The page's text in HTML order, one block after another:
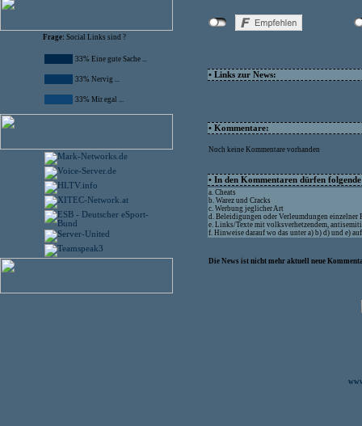
Frage: Social Links sind ?
33% Eine gute Sache ...
33% Nervig ...
33% Mir egal ...
• Links zur News:
• Kommentare:
Noch keine Kommentare vorhanden
• In den Kommentaren dürfen
a. Cheats
b. Warez und Cracks
c. Werbung jeglicher Art
d. Beleidigungen oder Verleumdungen einzelner
e. Links/Texte mit volksverhetzendem,
f. Hinweise darauf wo das unter a) b) d) und e)
Die News ist nicht mehr aktuell neue